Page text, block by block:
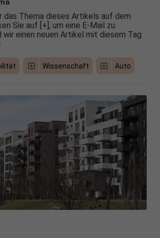
das Thema dieses Artikels auf dem
Sie auf [+], um eine E-Mail zu
wir einen neuen Artikel mit diesem Tag
Wissenschaft Auto